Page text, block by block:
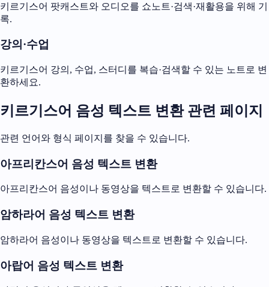
키르기스어 팟캐스트와 오디오를 쇼노트·검색·재활용을 위해 기
록.
강의·수업
키르기스어 강의, 수업, 스터디를 복습·검색할 수 있는 노트로 변
환하세요.
키르기스어 음성 텍스트 변환 관련 페이지
관련 언어와 형식 페이지를 찾을 수 있습니다.
아프리칸스어 음성 텍스트 변환
아프리칸스어 음성이나 동영상을 텍스트로 변환할 수 있습니다.
암하라어 음성 텍스트 변환
암하라어 음성이나 동영상을 텍스트로 변환할 수 있습니다.
아랍어 음성 텍스트 변환